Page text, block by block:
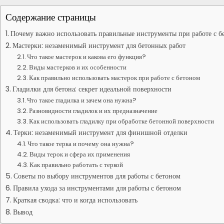
Содержание страницы
Почему важно использовать правильные инструменты при работе с
Мастерки: незаменимый инструмент для бетонных работ
Что такое мастерок и какова его функция?
Виды мастерков и их особенности
Как правильно использовать мастерок при работе с бетоном
Гладилки для бетона: секрет идеальной поверхности
Что такое гладилка и зачем она нужна?
Разновидности гладилок и их предназначение
Как использовать гладилку при обработке бетонной поверхности
Терки: незаменимый инструмент для финишной отделки
Что такое терка и почему она нужна?
Виды терок и сфера их применения
Как правильно работать с теркой
Советы по выбору инструментов для работы с бетоном
Правила ухода за инструментами для работы с бетоном
Краткая сводка: что и когда использовать
Вывод